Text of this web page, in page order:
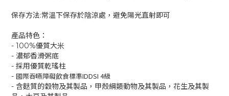
保存方法:常溫下保存於陰涼處，避免陽光直射即可
產品特色：
- 100%優質大米
- 濃郁香滑粥底
- 採用優質乾瑤柱
- 國際吞嚥障礙飲食標準IDDSI 4級
- 含麩質的穀物及其製品，甲殼綱類動物及其製品，花生及其製